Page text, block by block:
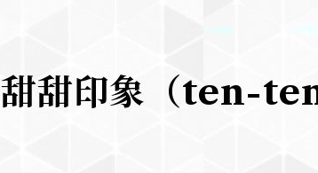
甜甜印象（ten-